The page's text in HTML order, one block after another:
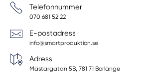
Telefonnummer
070 681 52 22
E-postadress
info@smartproduktion.se
Adress
Mästargatan 5B, 781 71 Borlänge